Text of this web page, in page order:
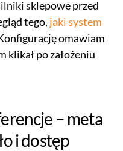
sklepowe przed
tego, jaki system
omawiam
klikał po założeniu
– meta
i dostęp